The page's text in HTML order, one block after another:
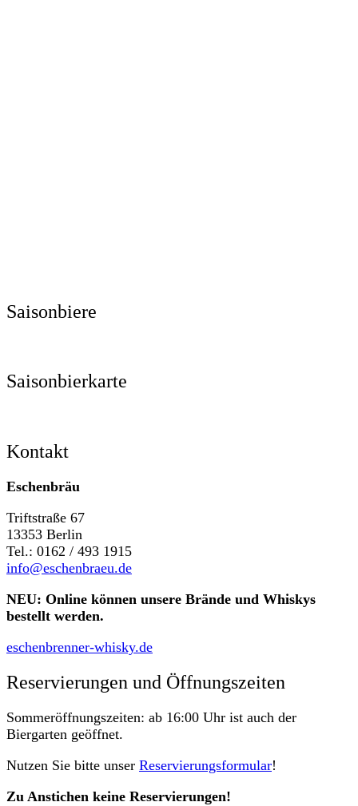
Saisonbiere
Saisonbierkarte
Kontakt
Eschenbräu
Triftstraße 67
13353 Berlin
Tel.: 0162 / 493 1915
info@eschenbraeu.de
NEU: Online können unsere Brände und Whiskys
bestellt werden.
eschenbrenner-whisky.de
Reservierungen und Öffnungszeiten
Sommeröffnungszeiten: ab 16:00 Uhr ist auch der
Biergarten geöffnet.
Nutzen Sie bitte unser Reservierungsformular!
Zu Anstichen keine Reservierungen!